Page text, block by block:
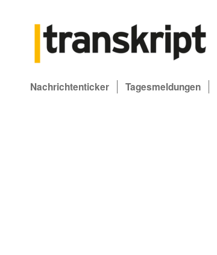
Nachrichtenticker Tagesmeldungen